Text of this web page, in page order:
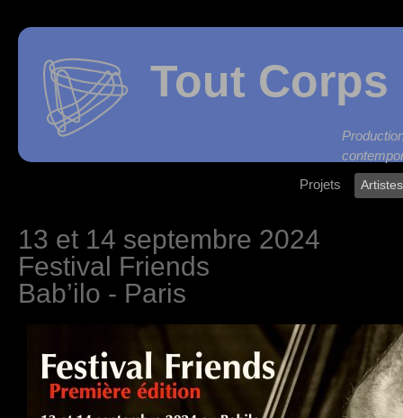
Tout Corps
Projets
Artistes
13 et 14 septembre 2024
Festival Friends
Bab’ilo - Paris